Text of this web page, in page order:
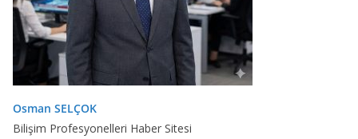
Osman SELÇOK
Bilişim Profesyonelleri Haber Sitesi